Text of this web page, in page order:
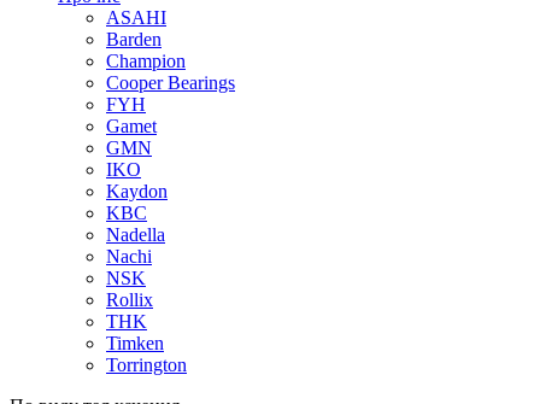
ASAHI
Barden
Champion
Cooper Bearings
FYH
Gamet
GMN
IKO
Kaydon
KBC
Nadella
Nachi
NSK
Rollix
THK
Timken
Torrington